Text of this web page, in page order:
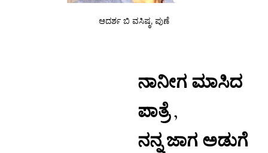
ಆದರ್ಶ ಬಿ ವಸಿಷ್ಠ, ಪುಣೆ
ನಾನೀಗ ಮಾಸಿದ
ಪಾತ್ರೆ ,
ನನ್ನ ಜಾಗ ಅಡುಗೆ